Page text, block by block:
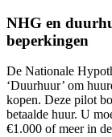
NHG en
beperkingen
De Nationale
‘Duurhuur’ om
kopen. Deze pilot
betaalde huur. U
€1.000 of meer in